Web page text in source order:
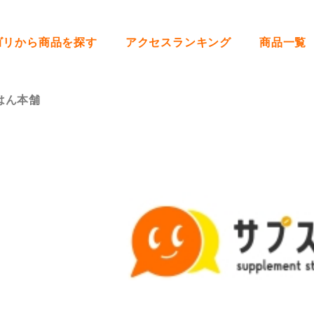
リから商品を探す アクセスランキング 商品一覧
ん本舗